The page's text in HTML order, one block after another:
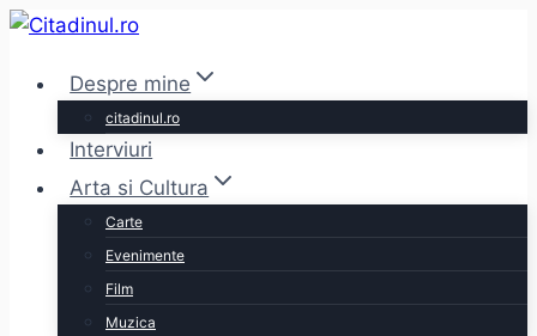
Skip
contentDespre mine
citadinul.ro
Interviuri
Arta si Cultura
Carte
Evenimente
Film
Muzica